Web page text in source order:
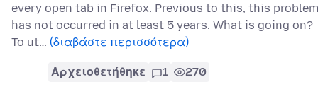
every open tab in Firefox. Previous to this, this problem
has not occurred in at least 5 years. What is going on?
To ut… (διαβάστε περισσότερα)
Αρχειοθετήθηκε 1 270